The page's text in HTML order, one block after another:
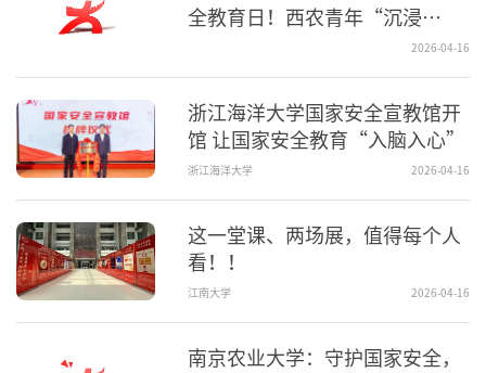
全教育日！西农青年“沉浸
2026-04-16
浙江海洋大学国家安全宣教馆开
馆 让国家安全教育“入脑入心”
浙江海洋大学 2026-04-16
这一堂课、两场展，值得每个人
看！！
江南大学 2026-04-16
南京农业大学：守护国家安全，